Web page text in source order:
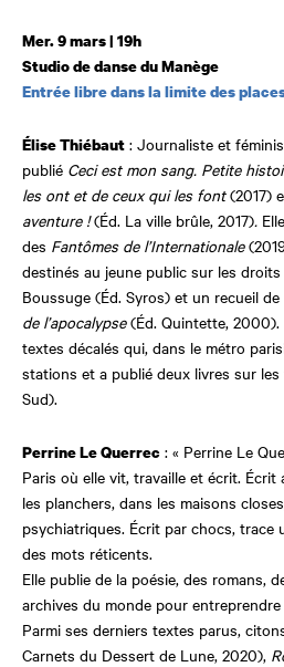
Mer. 9 mars | 19h
Studio de danse du Manège
Entrée libre dans la limite des
Élise Thiébaut : Journaliste et
publié Ceci est mon sang. Petite
les ont et de ceux qui les font(2017)
aventure !(Éd. La ville brûle, 2017).
des Fantômes de l’Internationale
destinés au jeune public sur les
Boussuge (Éd. Syros) et un recueil de
de l’apocalypse(Éd. Quintette, 2000).
textes décalés qui, dans le métro
stations et a publié deux livres sur
Sud).
Perrine Le Querrec : « Perrine Le
Paris où elle vit, travaille et écrit.
les planchers, dans les maisons
psychiatriques. Écrit par chocs, trace
des mots réticents.
Elle publie de la poésie, des romans,
archives du monde pour
Parmi ses derniers textes parus,
Carnets du Dessert de Lune, 2020),